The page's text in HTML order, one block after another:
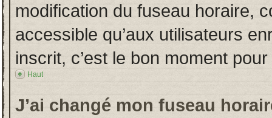
modification du fuseau horaire,
accessible qu’aux utilisateurs
inscrit, c’est le bon moment
Haut
J’ai changé mon fuseau